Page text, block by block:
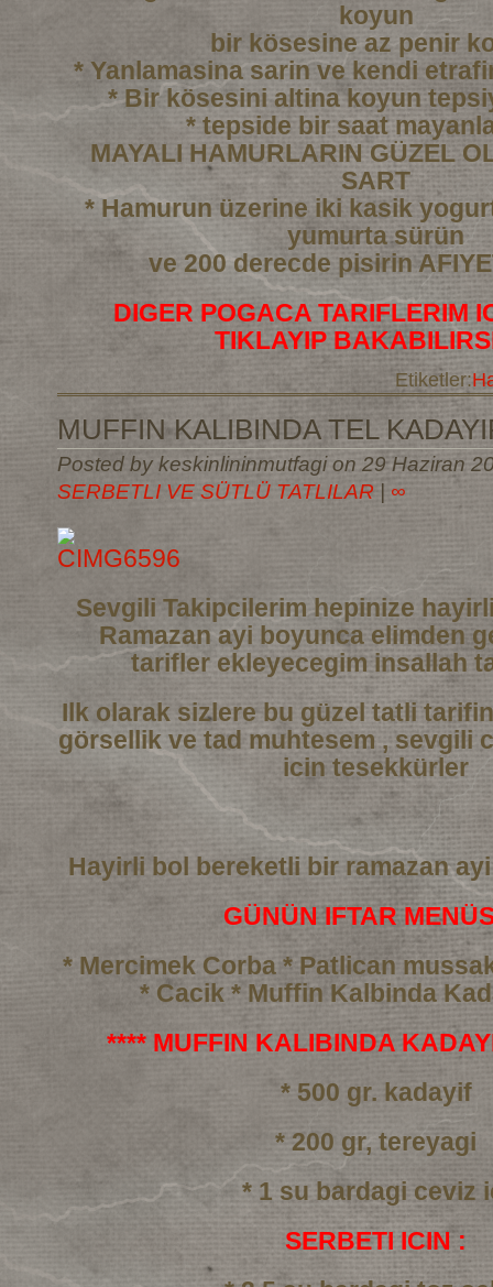
koyun
bir kösesine az penir
* Yanlamasina sarin ve kendi
* Bir kösesini altina koyun
* tepside bir saat
MAYALI HAMURLARIN GÜZEL
SART
* Hamurun üzerine iki kasik
yumurta sürün
ve 200 derecde pisirin
DIGER POGACA TARIFLERIM
TIKLAYIP
Etiketler:
MUFFIN KALIBINDA TEL
Posted by keskinlininmutfagi on 29 Haziran
SERBETLI VE SÜTLÜ TATLILAR
∞
Sevgili Takipcilerim hepinize
Ramazan ayi boyunca elimden
tarifler ekleyecegim insallah
Ilk olarak sizlere bu güzel tatli
görsellik ve tad muhtesem , sevgili
icin tesekkürler
Hayirli bol bereketli bir ramazan
GÜNÜN IFTAR
* Mercimek Corba * Patlican
* Cacik* Muffin Kalbinda
**** MUFFIN KALIBINDA
* 500 gr. kadayif
* 200 gr, tereyagi
* 1 su bardagi ceviz
SERBETI ICIN :